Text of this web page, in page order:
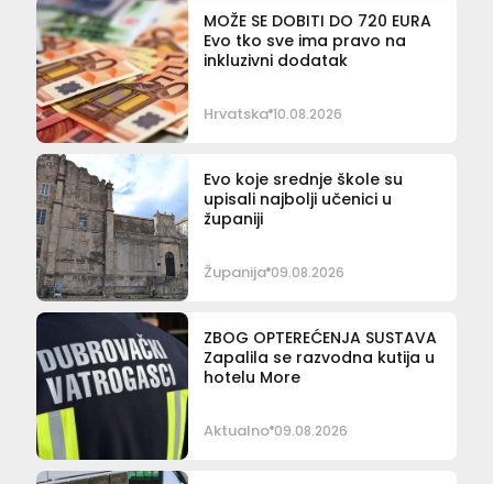
MOŽE SE DOBITI DO 720 EURA
Evo tko sve ima pravo na
inkluzivni dodatak
Hrvatska 10.08.2026
Evo koje srednje škole su
upisali najbolji učenici u
županiji
Županija 09.08.2026
ZBOG OPTEREĆENJA SUSTAVA
Zapalila se razvodna kutija u
hotelu More
Aktualno 09.08.2026